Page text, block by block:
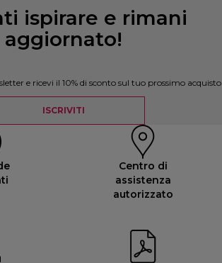
ispirare e rimani
aggiornato!
e ricevi il 10% di sconto sul tuo prossimo acquisto
ISCRIVITI
Centro di
assistenza
autorizzato